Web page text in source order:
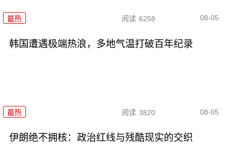
最热 阅读 6258 08-05
韩国遭遇极端热浪，多地气温打破百年纪录
最热 阅读 3820 08-05
伊朗绝不拥核：政治红线与残酷现实的交织